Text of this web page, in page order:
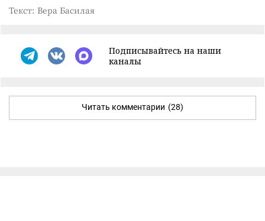
Текст: Вера Басилая
Подписывайтесь на наши
каналы
Читать комментарии (28)